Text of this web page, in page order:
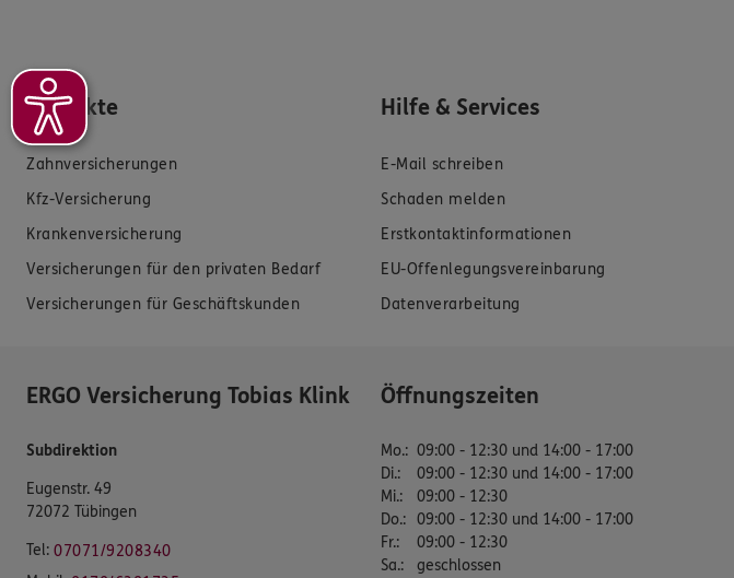
Produkte
Zahnversicherungen
Kfz-Versicherung
Krankenversicherung
Versicherungen für den privaten Bedarf
Versicherungen für Geschäftskunden
Hilfe & Services
E-Mail schreiben
Schaden melden
Erstkontaktinformationen
EU-Offenlegungsvereinbarung
Datenverarbeitung
ERGO Versicherung Tobias Klink
Subdirektion
Eugenstr. 49
72072 Tübingen
Tel: 07071/9208340
Öffnungszeiten
Mo.: 09:00 - 12:30 und 14:00 - 17:00
Di.:
09:00 - 12:30 und 14:00 - 17:00
Mi.:
09:00 - 12:30
Do.: 09:00 - 12:30 und 14:00 - 17:00
Fr.:
09:00 - 12:30
Sa.: geschlossen